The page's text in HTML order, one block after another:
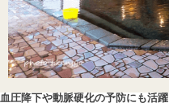
血圧降下や動脈硬化の予防にも活躍